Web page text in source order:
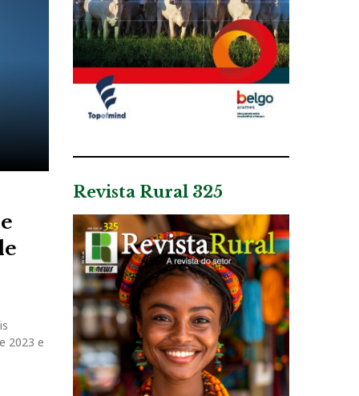
2023 e
Revista Rural 325